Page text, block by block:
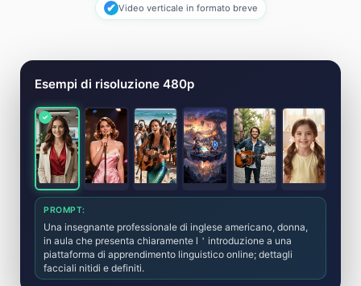
✔ Video verticale in formato breve
Generatore di video musicali con IA
Esempi di risoluzione 480p
PROMPT:
Una insegnante professionale di inglese americano, donna,
in aula che presenta chiaramente l＇introduzione a una
piattaforma di apprendimento linguistico online; dettagli
facciali nitidi e definiti.